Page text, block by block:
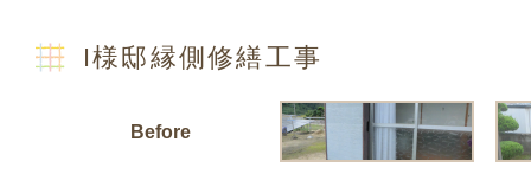
I様邸縁側修繕工事
Before